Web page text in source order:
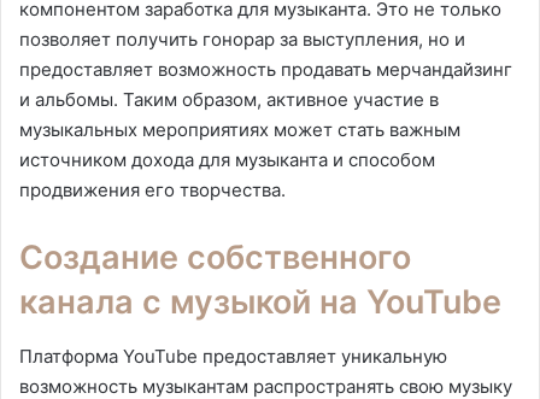
компонентом заработка для музыканта. Это не только
позволяет получить гонорар за выступления, но и
предоставляет возможность продавать мерчандайзинг
и альбомы. Таким образом, активное участие в
музыкальных мероприятиях может стать важным
источником дохода для музыканта и способом
продвижения его творчества.
Создание собственного
канала с музыкой на YouTube
Платформа YouTube предоставляет уникальную
возможность музыкантам распространять свою музыку